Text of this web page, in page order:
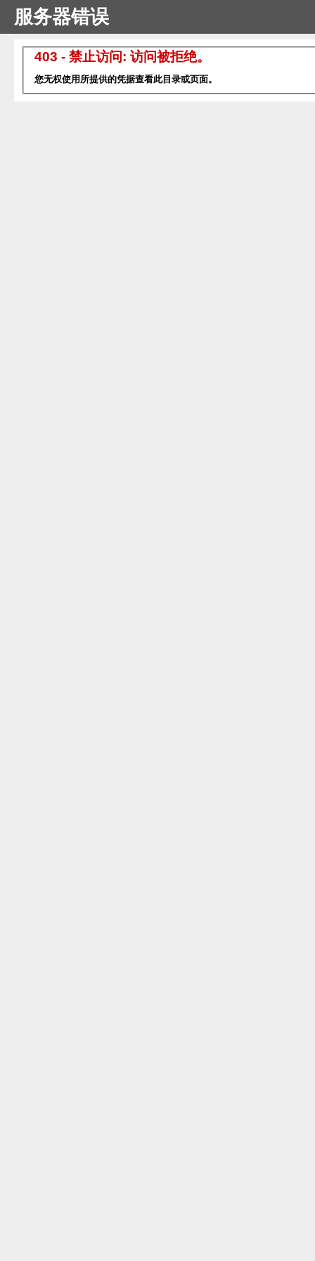
服务器错误
403 - 禁止访问: 访问被拒绝。
您无权使用所提供的凭据查看此目录或页面。